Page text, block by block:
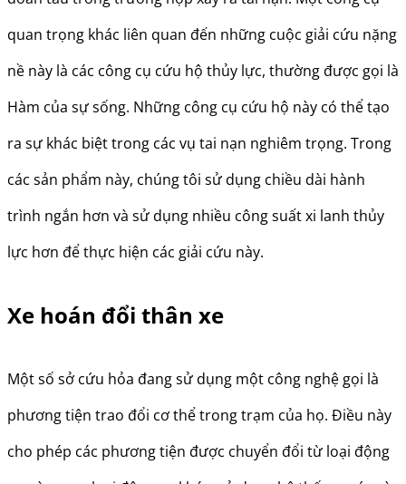
quan trọng khác liên quan đến những cuộc giải cứu nặng
nề này là các công cụ cứu hộ thủy lực, thường được gọi là
Hàm của sự sống. Những công cụ cứu hộ này có thể tạo
ra sự khác biệt trong các vụ tai nạn nghiêm trọng. Trong
các sản phẩm này, chúng tôi sử dụng chiều dài hành
trình ngắn hơn và sử dụng nhiều công suất xi lanh thủy
lực hơn để thực hiện các giải cứu này.
Xe hoán đổi thân xe
Một số sở cứu hỏa đang sử dụng một công nghệ gọi là
phương tiện trao đổi cơ thể trong trạm của họ. Điều này
cho phép các phương tiện được chuyển đổi từ loại động